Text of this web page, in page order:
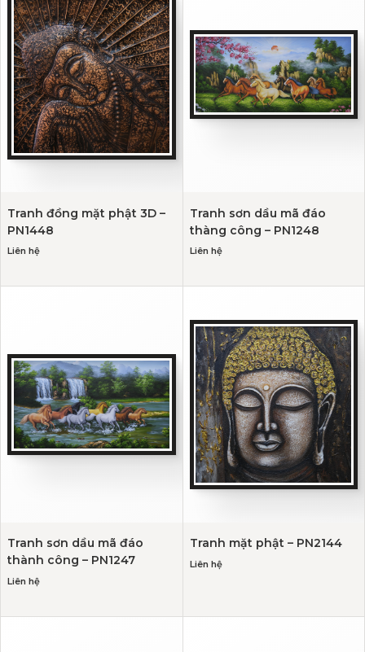
Tranh đồng mặt phật 3D –
PN1448
Liên hệ
Tranh sơn dầu mã đáo
thàng công – PN1248
Liên hệ
Tranh sơn dầu mã đáo
thành công – PN1247
Liên hệ
Tranh mặt phật – PN2144
Liên hệ